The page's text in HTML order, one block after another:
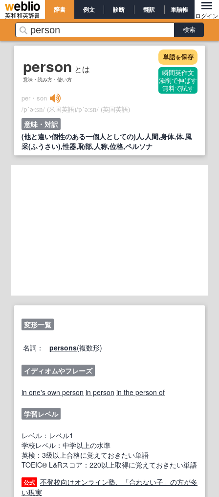
英和和英辞書
辞書 例文 診断 翻訳 単語帳
ログイン
person とは
意味・読み方・使い方
単語を保存
瞬間英作文
添削で伸ばす
無料で試す
per・son
/pˈɚːsn/ (米国英語)/pˈəːsn/ (英国英語)
意味・対訳
(他と違い個性のある一個人としての)人,人間,身体,体,風
采(ふうさい),性器,恥部,人称,位格,ペルソナ
変形一覧
名詞： persons(複数形)
イディオムやフレーズ
in one's own person in person in the person of
学習レベル
レベル：レベル1
学校レベル：中学以上の水準
英検：3級以上合格に覚えておきたい単語
TOEIC® L&Rスコア：220以上取得に覚えておきたい単語
公式 不登校向けオンライン塾、「合わない子」の方が多
い現実